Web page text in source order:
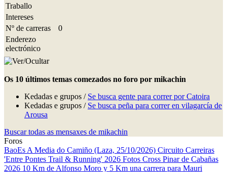
Traballo
Intereses
Nº de carreras
0
Enderezo
electrónico
Os 10 últimos temas comezados no foro por mikachin
Kedadas e grupos / Se busca gente para correr por Catoira
Kedadas e grupos / Se busca peña para correr en vilagarcía de
Arousa
Buscar todas as mensaxes de mikachin
Foros
BaoEs A Media do Camiño (Laza, 25/10/2026) Circuito Carreiras
'Entre Pontes Trail & Running' 2026 Fotos Cross Pinar de Cabañas
2026 10 Km de Alfonso Moro y 5 Km una carrera para Mauri